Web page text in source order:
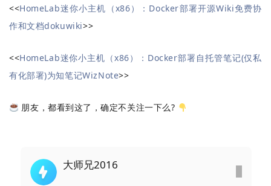
<<HomeLab迷你小主机（x86）：Docker部署开源Wiki免费协
作和文档dokuwiki>>
<<HomeLab迷你小主机（x86）：Docker部署自托管笔记(仅私
有化部署)为知笔记WizNote>>
朋友，都看到这了，确定不关注一下么?
大师兄2016